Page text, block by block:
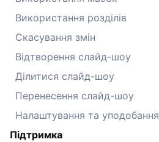
Використання розділів
Скасування змін
Відтворення слайд-шоу
Ділитися слайд-шоу
Перенесення слайд-шоу
Налаштування та уподобання
Підтримка